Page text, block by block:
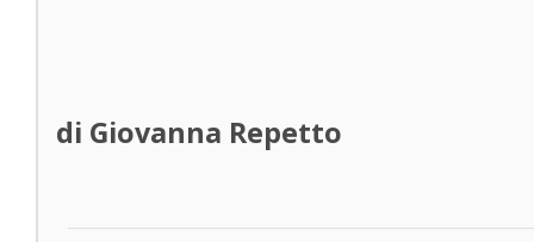
di Giovanna Repetto